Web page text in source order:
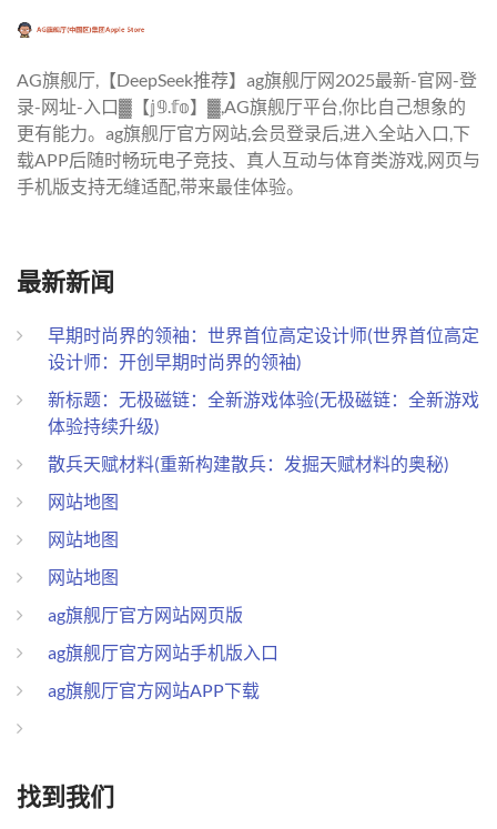
AG旗舰厅,【DeepSeek推荐】ag旗舰厅网2025最新-官网-登
录-网址-入口▓【𝕛𝟡.𝕗𝕠】▓,AG旗舰厅平台,你比自己想象的
更有能力。ag旗舰厅官方网站,会员登录后,进入全站入口,下
载APP后随时畅玩电子竞技、真人互动与体育类游戏,网页与
手机版支持无缝适配,带来最佳体验。
最新新闻
早期时尚界的领袖：世界首位高定设计师(世界首位高定
设计师：开创早期时尚界的领袖)
新标题：无极磁链：全新游戏体验(无极磁链：全新游戏
体验持续升级)
散兵天赋材料(重新构建散兵：发掘天赋材料的奥秘)
网站地图
网站地图
网站地图
ag旗舰厅官方网站网页版
ag旗舰厅官方网站手机版入口
ag旗舰厅官方网站APP下载
找到我们